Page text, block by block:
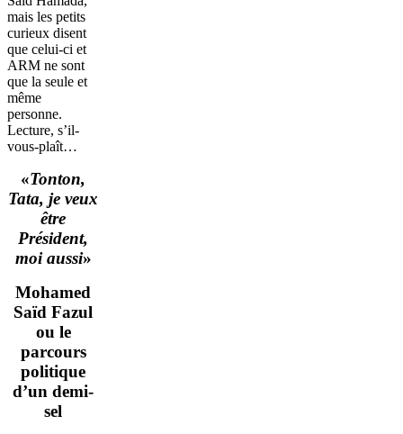
mais les petits
curieux disent
que celui-ci et
ARM ne sont
que la seule et
même
personne.
Lecture, s’il-
vous-plaît…
«Tonton,
Tata, je veux
être
Président,
moi aussi»
Mohamed
Saïd Fazul
ou le
parcours
politique
d’un demi-
sel